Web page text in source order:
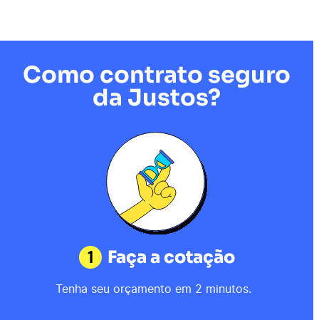
Como contrato seguro
da Justos?
1 Faça a cotação
Tenha seu orçamento em 2 minutos.